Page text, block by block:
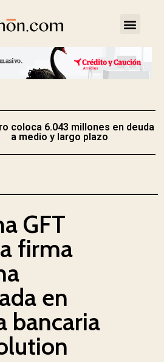
coloca 6.043 millones en deuda
a medio y largo plazo
GFT
firma
en
bancaria